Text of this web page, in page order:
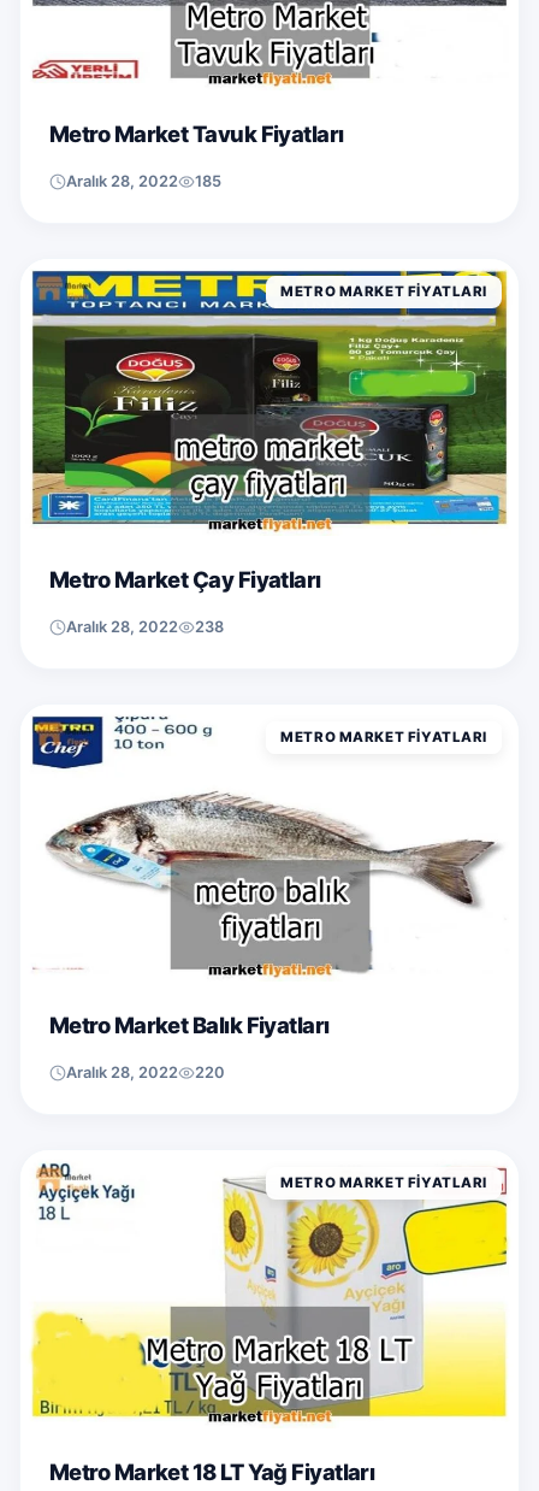
Metro Market Tavuk Fiyatları
Aralık 28, 2022 185
METRO MARKET FIYATLARI
Metro Market Çay Fiyatları
Aralık 28, 2022 238
METRO MARKET FIYATLARI
Metro Market Balık Fiyatları
Aralık 28, 2022 220
METRO MARKET FIYATLARI
Metro Market 18 LT Yağ Fiyatları